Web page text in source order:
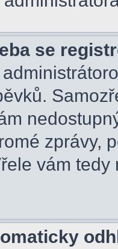
se
zprávy,
vám